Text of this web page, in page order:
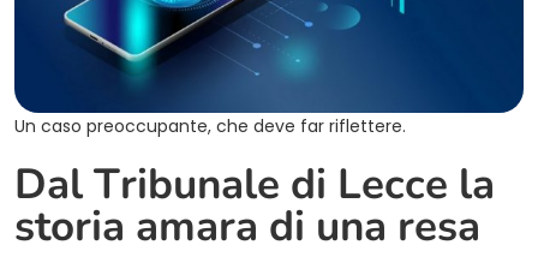
Un caso preoccupante, che deve far riflettere.
Dal Tribunale di Lecce la
storia amara di una resa